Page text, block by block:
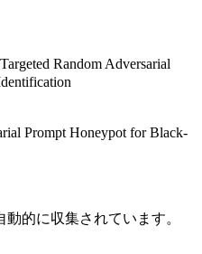
Random Adversarial
Prompt Honeypot for Black-
的に収集されています。